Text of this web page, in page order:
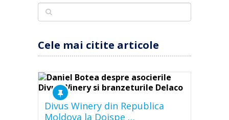
Cele mai citite articole
Divus Winery din Republica
Moldova la Doispe …